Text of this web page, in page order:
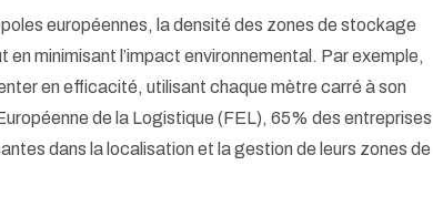
européennes, la densité des zones de stockage
minimisant l’impact environnemental. Par exemple,
en efficacité, utilisant chaque mètre carré à son
de la Logistique (FEL), 65% des entreprises
dans la localisation et la gestion de leurs zones de